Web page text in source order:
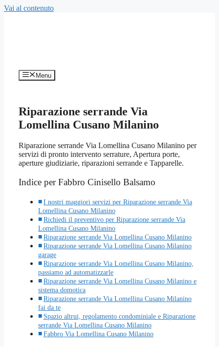
Vai al contenuto
Menu
Riparazione serrande Via
Lomellina Cusano Milanino
Riparazione serrande Via Lomellina Cusano Milanino per
servizi di pronto intervento serrature, Apertura porte,
aperture giudiziarie, riparazioni serrande e Tapparelle.
Indice per Fabbro Cinisello Balsamo
I nostri maggiori servizi per Riparazione serrande Via
Lomellina Cusano Milanino
Richiedi il preventivo per Riparazione serrande Via
Lomellina Cusano Milanino
Riparazione serrande Via Lomellina Cusano Milanino
Riparazione serrande Via Lomellina Cusano Milanino
garage
Riparazione serrande Via Lomellina Cusano Milanino,
passiamo ad automatizzarle
Riparazione serrande Via Lomellina Cusano Milanino e
sistema domotica
Riparazione serrande Via Lomellina Cusano Milanino
fai da te
Spazio altrui, regolamento condominiale e Riparazione
serrande Via Lomellina Cusano Milanino
Fabbro Via Lomellina Cusano Milanino